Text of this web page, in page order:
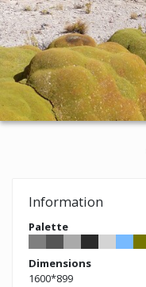
Information
Palette
Dimensions
1600*899